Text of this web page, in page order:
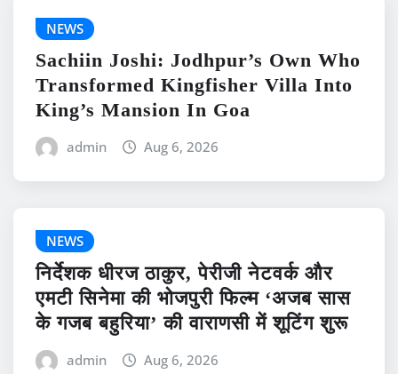
NEWS
Sachiin Joshi: Jodhpur’s Own Who
Transformed Kingfisher Villa Into
King’s Mansion In Goa
admin Aug 6, 2026
NEWS
निर्देशक धीरज ठाकुर, पेरीजी नेटवर्क और
एमटी सिनेमा की भोजपुरी फिल्म ‘अजब सास
के गजब बहुरिया’ की वाराणसी में शूटिंग शुरू
admin Aug 6, 2026